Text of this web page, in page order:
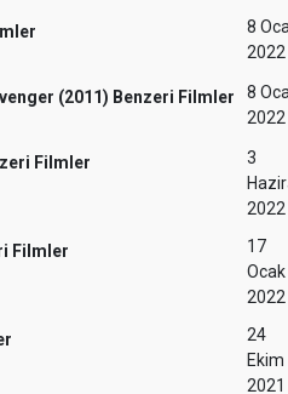
8
2022
(2011) Benzeri Filmler
8
2022
Filmler
3
2022
Filmler
17
Ocak
2022
24
Ekim
2021